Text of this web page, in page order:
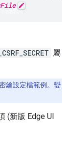
屬
鑰設定檔範例。變
(新版 Edge UI